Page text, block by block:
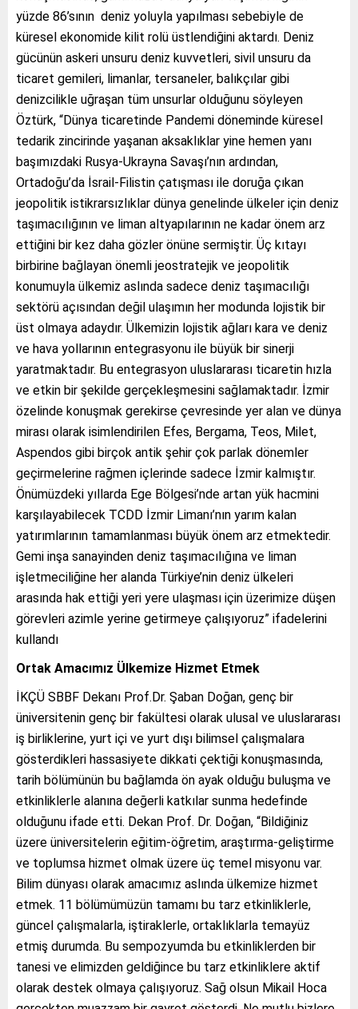
yüzde 86’sının deniz yoluyla yapılması sebebiyle de
küresel ekonomide kilit rolü üstlendiğini aktardı. Deniz
gücünün askeri unsuru deniz kuvvetleri, sivil unsuru da
ticaret gemileri, limanlar, tersaneler, balıkçılar gibi
denizcilikle uğraşan tüm unsurlar olduğunu söyleyen
Öztürk, “Dünya ticaretinde Pandemi döneminde küresel
tedarik zincirinde yaşanan aksaklıklar yine hemen yanı
başımızdaki Rusya-Ukrayna Savaşı’nın ardından,
Ortadoğu’da İsrail-Filistin çatışması ile doruğa çıkan
jeopolitik istikrarsızlıklar dünya genelinde ülkeler için deniz
taşımacılığının ve liman altyapılarının ne kadar önem arz
ettiğini bir kez daha gözler önüne sermiştir. Üç kıtayı
birbirine bağlayan önemli jeostratejik ve jeopolitik
konumuyla ülkemiz aslında sadece deniz taşımacılığı
sektörü açısından değil ulaşımın her modunda lojistik bir
üst olmaya adaydır. Ülkemizin lojistik ağları kara ve deniz
ve hava yollarının entegrasyonu ile büyük bir sinerji
yaratmaktadır. Bu entegrasyon uluslararası ticaretin hızla
ve etkin bir şekilde gerçekleşmesini sağlamaktadır. İzmir
özelinde konuşmak gerekirse çevresinde yer alan ve dünya
mirası olarak isimlendirilen Efes, Bergama, Teos, Milet,
Aspendos gibi birçok antik şehir çok parlak dönemler
geçirmelerine rağmen içlerinde sadece İzmir kalmıştır.
Önümüzdeki yıllarda Ege Bölgesi’nde artan yük hacmini
karşılayabilecek TCDD İzmir Limanı’nın yarım kalan
yatırımlarının tamamlanması büyük önem arz etmektedir.
Gemi inşa sanayinden deniz taşımacılığına ve liman
işletmeciliğine her alanda Türkiye’nin deniz ülkeleri
arasında hak ettiği yeri yere ulaşması için üzerimize düşen
görevleri azimle yerine getirmeye çalışıyoruz” ifadelerini
kullandı
Ortak Amacımız Ülkemize Hizmet Etmek
İKÇÜ SBBF Dekanı Prof.Dr. Şaban Doğan, genç bir
üniversitenin genç bir fakültesi olarak ulusal ve uluslararası
iş birliklerine, yurt içi ve yurt dışı bilimsel çalışmalara
gösterdikleri hassasiyete dikkati çektiği konuşmasında,
tarih bölümünün bu bağlamda ön ayak olduğu buluşma ve
etkinliklerle alanına değerli katkılar sunma hedefinde
olduğunu ifade etti. Dekan Prof. Dr. Doğan, “Bildiğiniz
üzere üniversitelerin eğitim-öğretim, araştırma-geliştirme
ve toplumsa hizmet olmak üzere üç temel misyonu var.
Bilim dünyası olarak amacımız aslında ülkemize hizmet
etmek. 11 bölümümüzün tamamı bu tarz etkinliklerle,
güncel çalışmalarla, iştiraklerle, ortaklıklarla temayüz
etmiş durumda. Bu sempozyumda bu etkinliklerden bir
tanesi ve elimizden geldiğince bu tarz etkinliklere aktif
olarak destek olmaya çalışıyoruz. Sağ olsun Mikail Hoca